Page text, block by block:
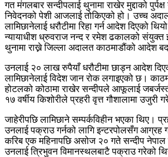
गत मंगलबार सन्दीपलाई थुनामा राखेर मुद्दाको पुर्पक्ष
निवेदनको पेशी आजलाई तोकिएको हो। उच्च
लामिछानेलाई धरौटीमा रिहा गर्न आदेश दिएको
न्यायाधीश ध्रुवराज नन्द र रमेश ढकालको संयुक्त
थुनामा राख्ने जिल्ला अदालत काठमाडौंको आदेश
उनलाई २० लाख रुपैयाँ धरौटीमा छाड्न आदेश
लामिछानेलाई विदेश जान रोक लगाइएको छ।
होटलको कोठामा राखेर सन्दीपले आफूलाई
१७ वर्षीय किशोरीले प्रहरी वृत्त गौशालामा उजुरी
जाहेरीपछि लामिछाने सम्पर्कविहीन भएका थिए।
उनलाई पक्राउ गर्नको लागि इन्टरपोलसँग आग्रह
करिब एक महिनापछि असोज २० गते सन्दीप नेपाल
उनलाई त्रिभुवन विमानस्थलबाटै पक्राउ गरेको